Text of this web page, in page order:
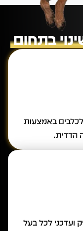
בתחום
לכלבים באמצעות
הדדית.
ועדכני לכל בעל